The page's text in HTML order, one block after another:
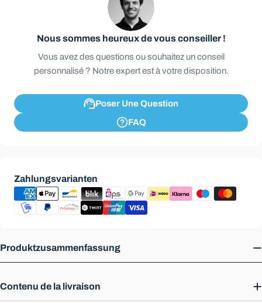
Nous sommes heureux de vous conseiller !
Vous avez des questions ou souhaitez un conseil
personnalisé ? Notre expert est à votre disposition.
Poser Une Question
FAQ
Zahlungsvarianten
Modes
paiement
Produktzusammenfassung
Contenu de la livraison